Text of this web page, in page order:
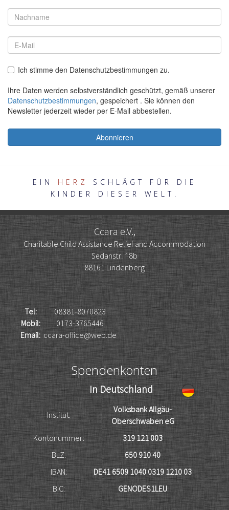
EIN HERZ
SCHLÄGT FÜR DIE
KINDER DIESER WELT.
Ccara e.V.,
Charitable Child Assistance Relief and Accommodation
Sedanstr. 18b
88161 Lindenberg
Tel:
08381-8070823
Mobil:
0173-3765446
Email:ccara-office@web.de
Spendenkonten
In Deutschland
Institut:
Volksbank Allgäu-
Oberschwaben eG
Kontonummer:
319 121 003
BLZ:
650 910 40
IBAN:
DE41 6509 1040 0319 1210 03
BIC:
GENODES1LEU